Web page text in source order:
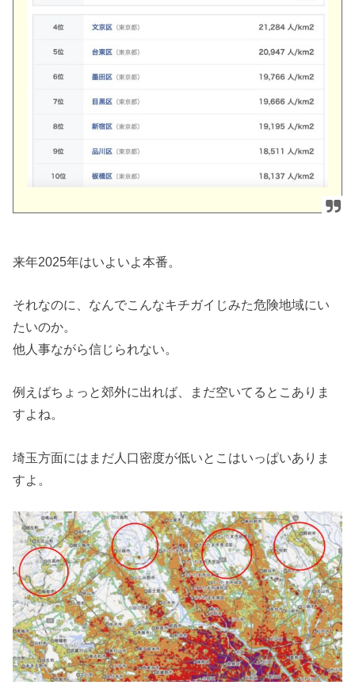
来年2025年はいよいよ本番。
それなのに、なんでこんなキチガイじみた危険地域にい
たいのか。
他人事ながら信じられない。
例えばちょっと郊外に出れば、まだ空いてるとこありま
すよね。
埼玉方面にはまだ人口密度が低いとこはいっぱいありま
すよ。